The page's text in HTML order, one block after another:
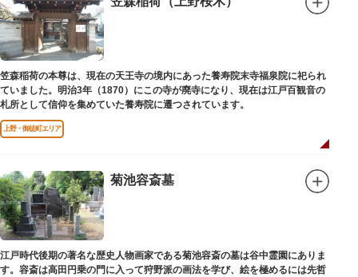
笠森稲荷の本尊は、現在の天王寺の境内にあった養寿院末寺福泉院に祀られ
ていました。明治3年（1870）にこの寺が廃寺になり、現在は江戸百観音の
札所として信仰を集めていた養寿院に遷つされています。
上野・御徒町エリア
菊池容斎墓
江戸時代後期の著名な歴史人物画家である菊池容斎の墓は谷中霊園にありま
す。容斎は高田円乗の門に入って狩野派の画法を学び、絵を極めるには先哲